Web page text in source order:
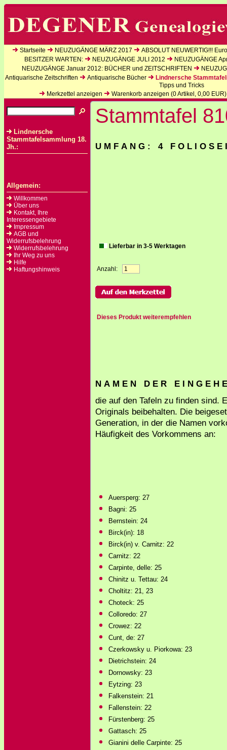
Startseite NEUZUGÄNGE MÄRZ 2017
ABSOLUT NEUWERTIG!!!
BESITZER WARTEN:
NEUZUGÄNGE JULI 2012
NEUZUGÄNGE
NEUZUGÄNGE Januar 2012: BÜCHER und ZEITSCHRIFTEN
Antiquarische Zeitschriften
Antiquarische Bücher
Lindnersche
Tipps und Tricks
Merkzettel anzeigen
Warenkorb anzeigen (0Artikel, 0,00 EUR)
Lindnersche
Stammtafelsammlung 18.
Jh.:
Allgemein:
Willkommen
Über uns
Kontakt, Ihre
Interessengebiete
Impressum
AGB und
Widerrufsbelehrung
Widerrufsbelehrung
Ihr Weg zu uns
Hilfe
Haftungshinweis
Stammtafel
U M F A N G : 4 F O L I O S E
Lieferbar in 3-5 Werktagen
Anzahl:
Dieses Produkt weiterempfehlen
N A M E N D E R E I N G E H
die auf den Tafeln zu finden sind.
Originals beibehalten. Die
Generation, in der die Namen
Häufigkeit des Vorkommens an:
Auersperg: 27
Bagni: 25
Bernstein: 24
Birck(in): 18
Birck(in) v. Carnitz: 22
Carnitz: 22
Carpinte, delle: 25
Chinitz u. Tettau: 24
Choltitz: 21, 23
Choteck: 25
Colloredo: 27
Crowez: 22
Cunt, de: 27
Czerkowsky u. Piorkowa: 23
Dietrichstein: 24
Dornowsky: 23
Eytzing: 23
Falkenstein: 21
Fallenstein: 22
Fürstenberg: 25
Gattasch: 25
Gianini delle Carpinte: 25